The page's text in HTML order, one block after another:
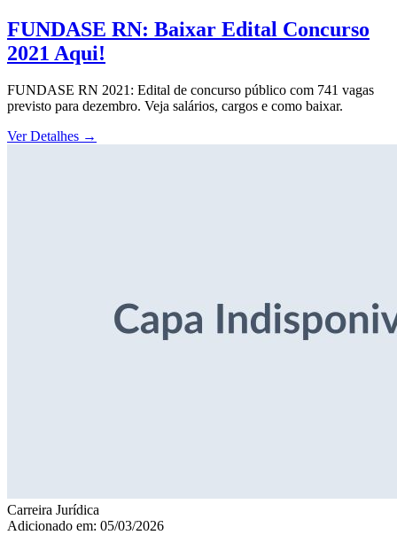
FUNDASE RN: Baixar Edital Concurso
2021 Aqui!
FUNDASE RN 2021: Edital de concurso público com 741 vagas
previsto para dezembro. Veja salários, cargos e como baixar.
Ver Detalhes →
Carreira Jurídica
Adicionado em: 05/03/2026